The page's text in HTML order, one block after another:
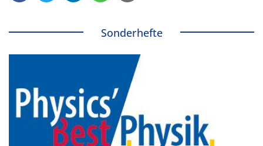
Sonderhefte